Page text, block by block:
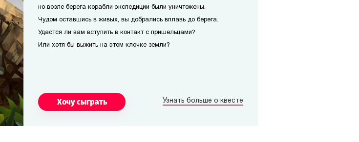
но возле берега корабли экспедиции были уничтожены.
Чудом оставшись в живых, вы добрались вплавь до берега.
Удастся ли вам вступить в контакт с пришельцами?
Или хотя бы выжить на этом клочке земли?
Хочу сыграть Узнать больше о квесте